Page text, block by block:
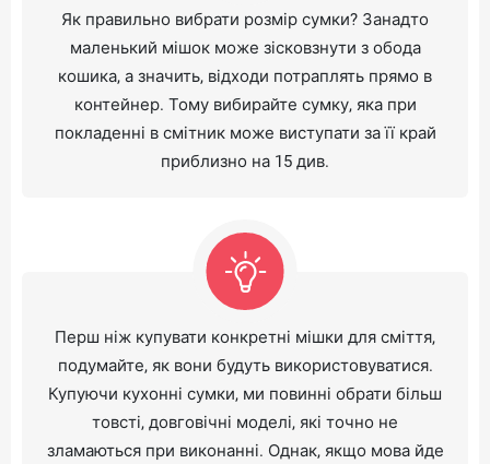
Як правильно вибрати розмір сумки? Занадто
маленький мішок може зісковзнути з обода
кошика, а значить, відходи потраплять прямо в
контейнер. Тому вибирайте сумку, яка при
покладенні в смітник може виступати за її край
приблизно на 15 див.
Перш ніж купувати конкретні мішки для сміття,
подумайте, як вони будуть використовуватися.
Купуючи кухонні сумки, ми повинні обрати більш
товсті, довговічні моделі, які точно не
зламаються при виконанні. Однак, якщо мова йде